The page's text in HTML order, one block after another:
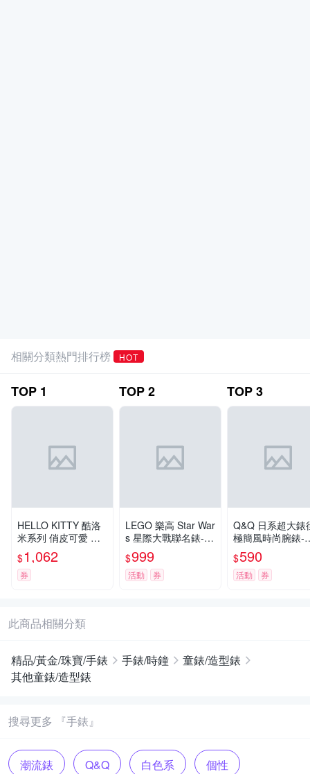
相關分類熱門排行榜 HOT
TOP 1
HELLO KITTY 酷洛
米系列 俏皮可愛 立
體圖案手錶 紫色 KT
081LWVV_30mm
$1,062
券
TOP2
LEGO 樂高 Star War
s 星際大戰聯名錶-
白/37mm
$999
活動 券
TOP3
Q&Q 日系超大錶
極簡風時尚腕錶-
5mm
$590
活動 券
此商品相關分類
精品/黃金/珠寶/手錶 手錶/時鐘
童錶/造型錶
其他童錶/造型錶
搜尋更多 『手錶』
潮流錶 Q&Q 白色系 個性